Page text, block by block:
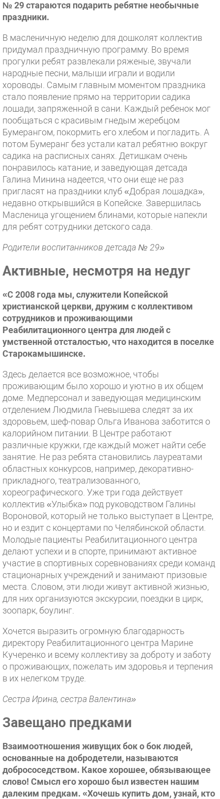
№ 29 стараются подарить ребятне необычные
праздники.
В масленичную неделю для дошколят коллектив
придумал праздничную программу. Во время
прогулки ребят развлекали ряженые, звучали
народные песни, малыши играли и водили
хороводы. Самым главным моментом праздника
стало появление прямо на территории садика
лошади, запряженной в сани. Каждый ребенок мог
пообщаться с красивым гнедым жеребцом
Бумерангом, покормить его хлебом и погладить. А
потом Бумеранг без устали катал ребятню вокруг
садика на расписных санях. Детишкам очень
понравилось катание, и заведующая детсада
Галина Минина надеется, что они еще не раз
пригласят на праздники клуб «Добрая лошадка»,
недавно открывшийся в Копейске. Завершилась
Масленица угощением блинами, которые напекли
для ребят сотрудники детского сада.
Родители воспитанников детсада № 29»
Активные, несмотря на недуг
«С 2008 года мы, служители Копейской
христианской церкви, дружим с коллективом
сотрудников и проживающими
Реабилитационного центра для людей с
умственной отсталостью, что находится в поселке
Старокамышинске.
Здесь делается все возможное, чтобы
проживающим было хорошо и уютно в их общем
доме. Медперсонал и заведующая медицинским
отделением Людмила Гневышева следят за их
здоровьем, шеф-повар Ольга Иванова заботится о
калорийном питании. В Центре работают
различные кружки, где каждый может найти себе
занятие. Не раз ребята становились лауреатами
областных конкурсов, например, декоративно-
прикладного, театрализованного,
хореографического. Уже три года действует
коллектив «Улыбка» под руководством Галины
Вороновой, который не только выступает в Центре,
но и ездит с концертами по Челябинской области.
Молодые пациенты Реабилитационного центра
делают успехи и в спорте, принимают активное
участие в спортивных соревнованиях среди команд
стационарных учреждений и занимают призовые
места. Словом, эти люди живут активной жизнью,
для них организуются экскурсии, поездки в цирк,
зоопарк, боулинг.
Хочется выразить огромную благодарность
директору Реабилитационного центра Марине
Кучеренко и всему коллективу за доброту и заботу
о проживающих, пожелать им здоровья и терпения
в их нелегком труде.
Сестра Ирина, сестра Валентина»
Завещано предками
Взаимоотношения живущих бок о бок людей,
основанные на добродетели, называются
добрососедством. Какое хорошее, обязывающее
слово! Смысл его хорошо был известен нашим
далеким предкам. «Хочешь купить дом, узнай, кто